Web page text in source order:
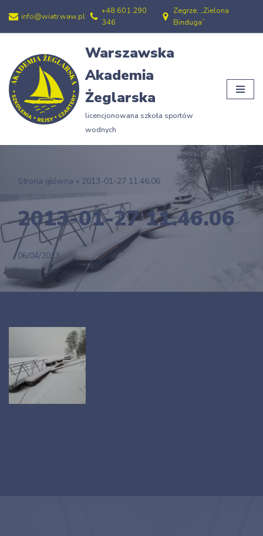
Przejdź
treści
info@wiatr.waw.pl
+48 601 290
346
Zegrze, „Zielona
Binduga”
Warszawska
Akademia
Żeglarska
licencjonowana szkoła sportów
wodnych
Strona główna » 2013-01-27 11.46.06
2013-01-27 11.46.06
06/04/2013